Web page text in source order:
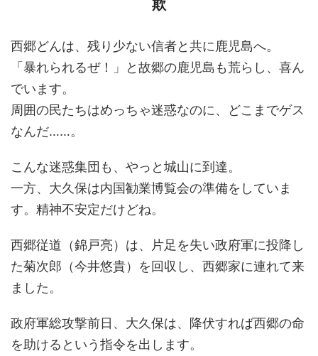
欺
西郷どんは、残り少ない信者と共に鹿児島へ。
「暴れられるぜ！」と故郷の鹿児島も荒らし、喜ん
でいます。
周囲の民たちはめっちゃ迷惑なのに、どこまでゲス
なんだ……。
こんな迷惑集団も、やっと城山に到達。
一方、大久保は内国勧業博覧会の準備をしていま
す。精神不安定だけどね。
西郷従道（錦戸亮）は、片足を失い政府軍に投降し
た菊次郎（今井悠貴）を回収し、西郷家に連れて来
ました。
政府軍総攻撃前日、大久保は、降伏すれば西郷の命
を助けるという指令を出します。